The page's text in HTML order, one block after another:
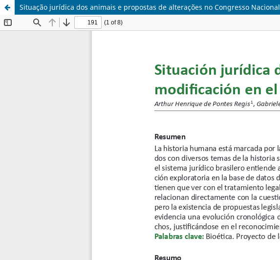
Situação jurídica dos animais e propostas de alterações no Congresso Nacional